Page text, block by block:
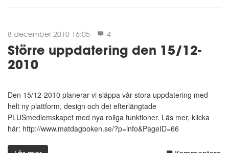
8 december 2010 16:05 4
Större uppdatering den 15/12-
2010
Den 15/12-2010 planerar vi släppa vår stora uppdatering med
helt ny plattform, design och det efterlängtade
PLUSmedlemskapet med nya roliga funktioner. Läs mer, klicka
här: http://www.matdagboken.se/?p=info&PageID=66